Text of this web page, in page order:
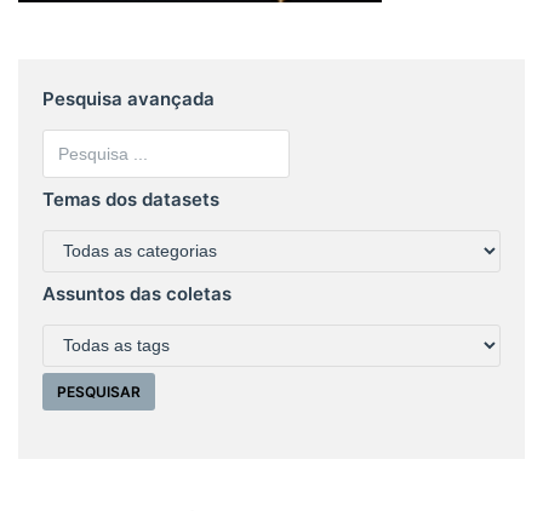
Pesquisa avançada
Temas dos datasets
Assuntos das coletas